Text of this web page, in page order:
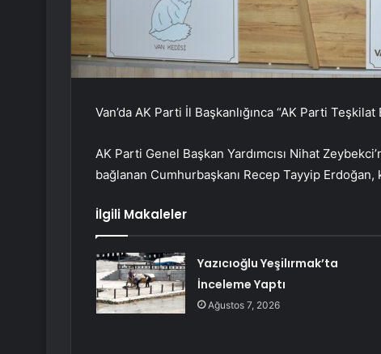
Van’da AK Parti İl Başkanlığınca “AK Parti
AK Parti Genel Başkan Yardımcısı Nihat
bağlanan Cumhurbaşkanı Recep Tayyip Erdoğan,
İlgili Makaleler
Yazıcıoğlu Yeşilırmak’ta
İnceleme Yaptı
Ağustos 7, 2026